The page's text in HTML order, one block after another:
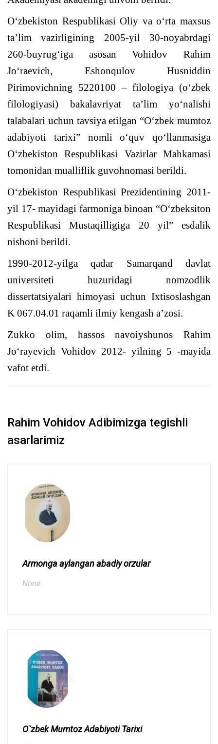
O‘zbekiston Respublikasi Oliy va o‘rta maxsus
ta’lim vazirligining 2005-yil 30-noyabrdagi
260-buyrug‘iga asosan Vohidov Rahim
Jo‘raevich, Eshonqulov Husniddin
Pirimovichning 5220100 – filologiya (o‘zbek
filologiyasi) bakalavriyat ta’lim yo‘nalishi
talabalari uchun tavsiya etilgan “O‘zbek mumtoz
adabiyoti tarixi” nomli o‘quv qo‘llanmasiga
O‘zbekiston Respublikasi Vazirlar Mahkamasi
tomonidan mualliflik guvohnomasi berildi.
O‘zbekiston Respublikasi Prezidentining 2011-
yil 17- mayidagi farmoniga binoan “O‘zbeksiton
Respublikasi Mustaqilligiga 20 yil” esdalik
nishoni berildi.
1990-2012-yilga qadar Samarqand davlat
universiteti huzuridagi nomzodlik
dissertatsiyalari himoyasi uchun Ixtisoslashgan
K 067.04.01 raqamli ilmiy kengash a’zosi.
Zukko olim, hassos navoiyshunos Rahim
Jo‘rayevich Vohidov 2012- yilning 5 -mayida
vafot etdi.
Rahim Vohidov Adibimizga tegishli
asarlarimiz
Armonga aylangan abadiy orzular
None
O`zbek Mumtoz Adabiyoti Tarixi